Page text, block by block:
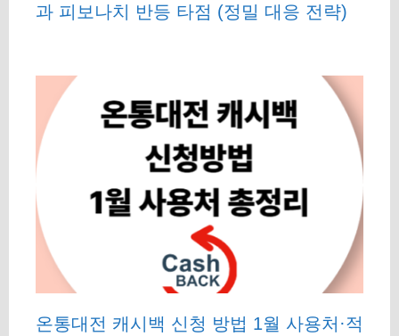
과 피보나치 반등 타점 (정밀 대응 전략)
온통대전 캐시백 신청 방법 1월 사용처·적